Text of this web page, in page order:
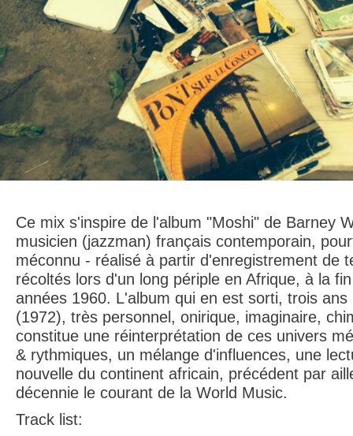
Ce mix s'inspire de l'album "Moshi" de Barney
musicien (jazzman) français contemporain,
méconnu - réalisé à partir d'enregistrement de
récoltés lors d'un long périple en Afrique, à la
années 1960. L'album qui en est sorti, trois ans
(1972), très personnel, onirique, imaginaire,
constitue une réinterprétation de ces univers
& rythmiques, un mélange d'influences, une
nouvelle du continent africain, précédent par
décennie le courant de la World Music.
Track list: